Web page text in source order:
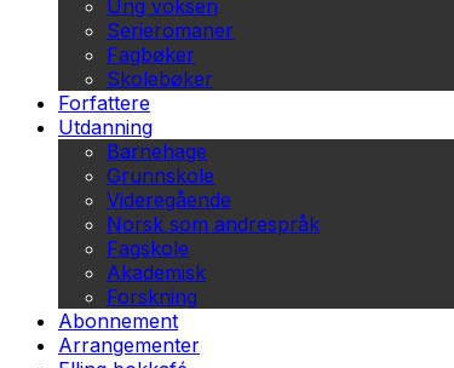
Ung voksen
Serieromaner
Fagbøker
Skolebøker
Forfattere
Utdanning
Barnehage
Grunnskole
Videregående
Norsk som andrespråk
Fagskole
Akademisk
Forskning
Abonnement
Arrangementer